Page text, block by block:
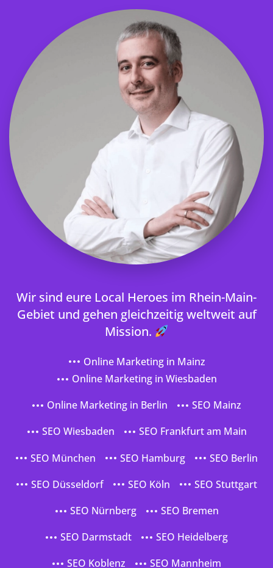
Wir sind eure Local Heroes im Rhein-Main-
Gebiet und gehen gleichzeitig weltweit auf
Mission.
Online Marketing in Mainz
Online Marketing in Wiesbaden
Online Marketing in Berlin
SEO Mainz
SEO Wiesbaden
SEO Frankfurt am Main
SEO München
SEO Hamburg
SEO Berlin
SEO Düsseldorf
SEO Köln
SEO Stuttgart
SEO Nürnberg
SEO Bremen
SEO Darmstadt
SEO Heidelberg
SEO Koblenz
SEO Mannheim